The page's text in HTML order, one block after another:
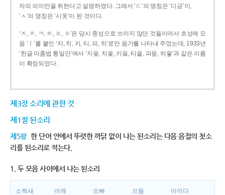
자의 의미만을 취한다고 설명하였다. 그래서 ‘ㄷ’의 명칭은 ‘디귿’이,
‘ㅅ’의 명칭은 ‘시옷’이 된 것이다.
‘ㅈ, ㅊ, ㅋ, ㅌ, ㅍ, ㅎ’은 당시 종성으로 쓰이지 않던 것들이어서 초성에 모
음 ‘ㅣ’를 붙인 ‘지, 치, 키, 티, 피, 히’로만 음가를 나타내 주었는데, 1933년
‘한글 마춤법 통일안’에서 ‘지읒, 치읓, 키읔, 티읕, 피읖, 히읗’과 같은 이름
이 확정되었다.
제3장 소리에 관한 것
제1절 된소리
제5항 한 단어 안에서 뚜렷한 까닭 없이 나는 된소리는 다음 음절의 첫소
리를 된소리로 적는다.
1. 두 모음 사이에서 나는 된소리
소쩍새 어깨 오빠 으뜸
아끼다